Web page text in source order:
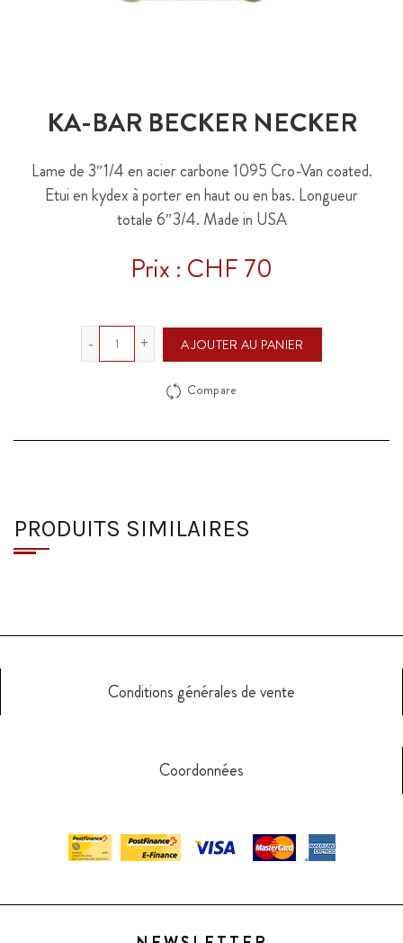
KA-BAR BECKER NECKER
Lame de 3″1/4 en acier carbone 1095 Cro-Van coated.
Etui en kydex à porter en haut ou en bas. Longueur
totale 6″3/4. Made in USA
Prix : CHF 70
Quantité
AJOUTER AU PANIER
Compare
PRODUITS SIMILAIRES
Conditions générales de vente
Coordonnées